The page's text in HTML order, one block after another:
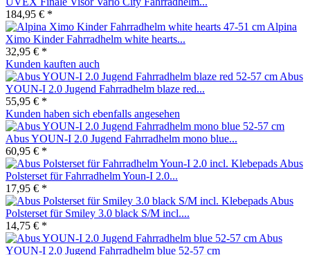
184,95 € *
Alpina
Ximo Kinder Fahrradhelm white hearts...
32,95 € *
Kunden kauften auch
Abus
YOUN-I 2.0 Jugend Fahrradhelm blaze red...
55,95 € *
Kunden haben sich ebenfalls angesehen
Abus YOUN-I 2.0 Jugend Fahrradhelm mono blue...
60,95 € *
Abus
Polsterset für Fahrradhelm Youn-I 2.0...
17,95 € *
Abus
Polsterset für Smiley 3.0 black S/M incl....
14,75 € *
Abus
YOUN-I 2.0 Jugend Fahrradhelm blue 52-57 cm